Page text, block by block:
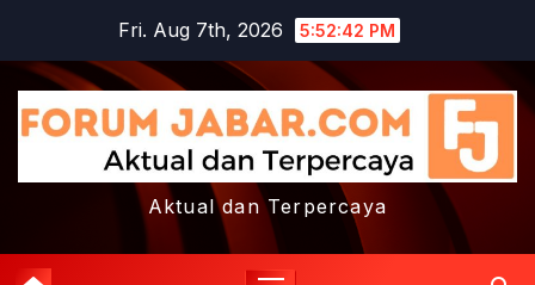
content
Fri. Aug 7th, 2026 5:52:43 PM
Aktual dan Terpercaya